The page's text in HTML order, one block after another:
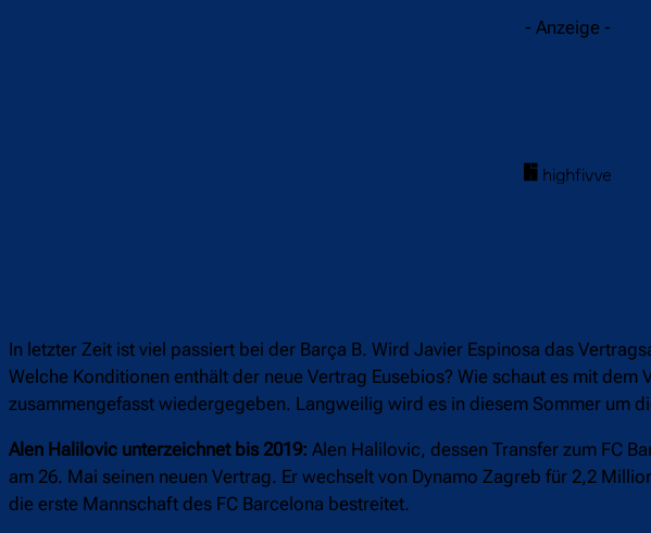
- Anzeige -
In letzter Zeit ist viel passiert bei der Barça B. Wird Javier Espinosa das
Welche Konditionen enthält der neue Vertrag Eusebios? Wie schaut es mit
zusammengefasst wiedergegeben. Langweilig wird es in diesem Sommer um
Alen Halilovic unterzeichnet bis 2019: Alen Halilovic, dessen Transfer zum FC
am 26. Mai seinen neuen Vertrag. Er wechselt von Dynamo Zagreb für 2,2
die erste Mannschaft des FC Barcelona bestreitet.